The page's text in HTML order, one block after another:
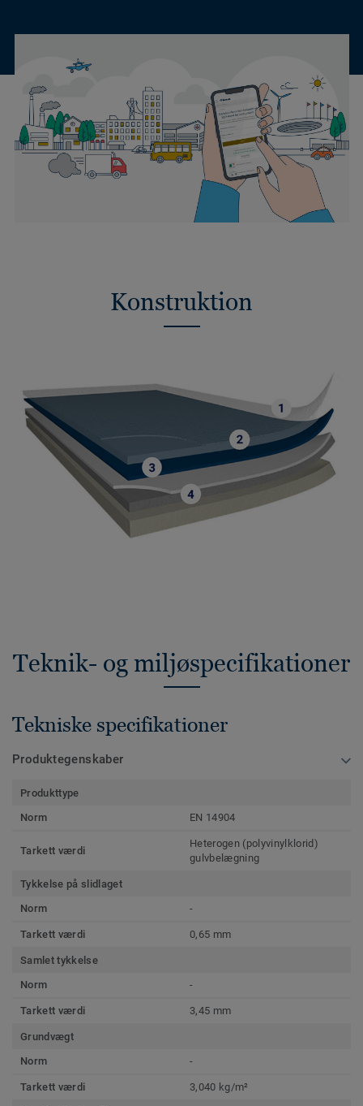
Konstruktion
Teknik- og miljøspecifikationer
Tekniske specifikationer
Produktegenskaber
Produkttype
Norm
EN 14904
Tarkett værdi
Heterogen (polyvinylklorid)
gulvbelægning
Tykkelse på slidlaget
Norm
-
Tarkett værdi 0,65 mm
Samlet tykkelse
Norm
-
Tarkett værdi 3,45 mm
Grundvægt
Norm
-
Tarkett værdi 3,040 kg/m²